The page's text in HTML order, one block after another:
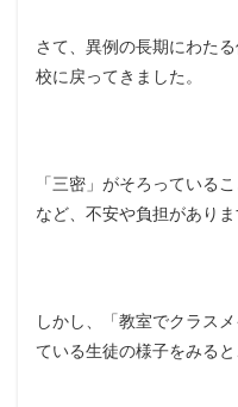
さて、異例の長期にわた
校に戻ってきました。
「三密」がそろっている
など、不安や負担がありま
しかし、「教室でクラス
ている生徒の様子をみると